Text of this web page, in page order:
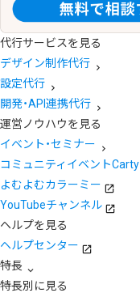
代行サービスを見る
デザイン制作代行
設定代行
開発・API連携代行
運営ノウハウを見る
イベント・セミナー
コミュニティイベントCarty
よむよむカラーミー
YouTubeチャンネル
ヘルプを見る
ヘルプセンター
特長
特長別に見る